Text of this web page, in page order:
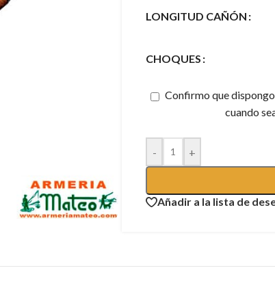
LONGITUD CAÑÓN
CHOQUES
Confirmo que
cuando
- +
Añadir a la lista de